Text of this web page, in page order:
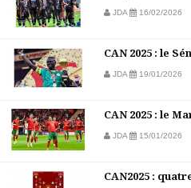
JDA 16/02/2026
CAN 2025 : le
JDA 19/01/2026
CAN 2025 : le
JDA 15/01/2026
CAN2025 :